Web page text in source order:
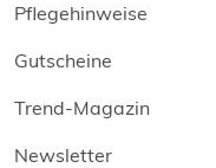
Pflegehinweise
Gutscheine
Trend-Magazin
Newsletter